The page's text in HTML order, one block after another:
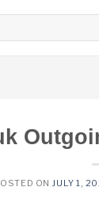
ON JULY 1,